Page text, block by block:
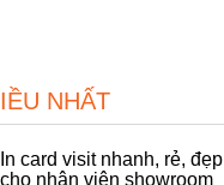
NHẤT
In card visit nhanh, rẻ, đẹp
cho nhân viên showroom